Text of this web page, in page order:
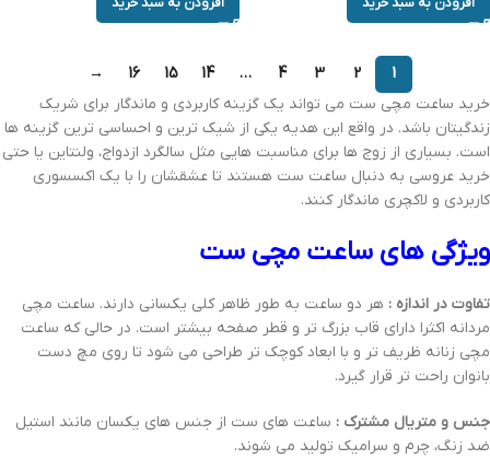
1
2
3
4
…
14
15
16
→
خرید ساعت مچی ست می تواند یک گزینه کاربردی و ماندگار برای شریک
زندگیتان باشد. در واقع این هدیه یکی از شیک ترین و احساسی ترین گزینه ها
است. بسیاری از زوج ها برای مناسبت هایی مثل سالگرد ازدواج، ولنتاین یا حتی
خرید عروسی به دنبال ساعت ست هستند تا عشقشان را با یک اکسسوری
کاربردی و لاکچری ماندگار کنند.
ویژگی های ساعت مچی ست
تفاوت در اندازه : هر دو ساعت به طور ظاهر کلی یکسانی دارند. ساعت مچی
مردانه اکثرا دارای قاب بزرگ تر و قطر صفحه بیشتر است. در حالی که ساعت
مچی زنانه ظریف تر و با ابعاد کوچک تر طراحی می شود تا روی مچ دست
بانوان راحت تر قرار گیرد.
جنس و متریال مشترک : ساعت های ست از جنس های یکسان مانند استیل
ضد زنگ، چرم و سرامیک تولید می شوند.